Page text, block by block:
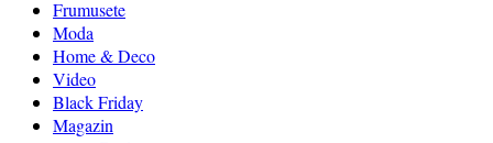
Frumusete
Moda
Home & Deco
Video
Black Friday
Magazin